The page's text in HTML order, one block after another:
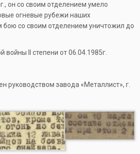
он со своим отделением умело
огневые рубежи наших
бою со своим отделением уничтожил до
войны II степени от 06.04.1985г.
руководством завода «Металлист», г.